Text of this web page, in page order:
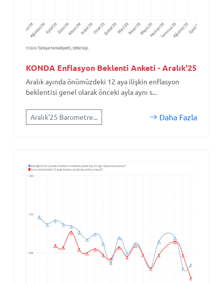
KONDA Enflasyon Beklenti Anketi - Aralık'25
Aralık ayında önümüzdeki 12 aya ilişkin enflasyon
beklentisi genel olarak önceki ayla aynı s...
Aralık'25 Barometre... Daha Fazla